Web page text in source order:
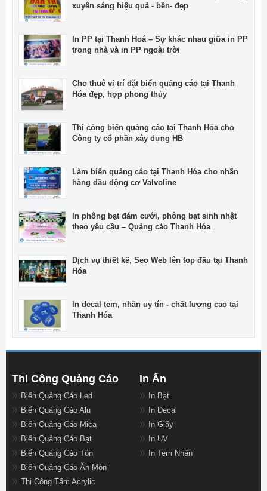
xuyên sáng hiệu quả - bền- đẹp
In PP tại Thanh Hoá – Sự khác nhau giữa in PP
trong nhà và in PP ngoài trời
Cho thuê vị trí đặt biển quảng cáo tại Thanh
Hóa đẹp, hợp phong thủy
Thi công biển quảng cáo tại Thanh Hóa cho
Công ty cổ phần xây dựng HB
Làm biển quảng cáo tại Thanh Hóa cho nhãn
hàng dầu động cơ Valvoline
In phông bạt đám cưới, phông bạt sinh nhật
theo yêu cầu – Quảng cáo Thanh Hóa
Dịch vụ thiết kế, Seo Web lên top đầu tại Thanh
Hóa
In decal tem, nhãn uy tín - chất lượng cao tại
Thanh Hóa
Thi Công Quảng Cáo
Biển Quảng Cáo Led
Biển Quảng Cáo Alu
Biển Quảng Cáo Mica
Biển Quảng Cáo Bạt
Biển Quảng Cáo Tôn
Biển Quảng Cáo Ăn Mòn
Thi Công Tấm Acrylic
In Ấn
In Bạt
In Decal
In Giấy
In UV
In Tem Nhãn